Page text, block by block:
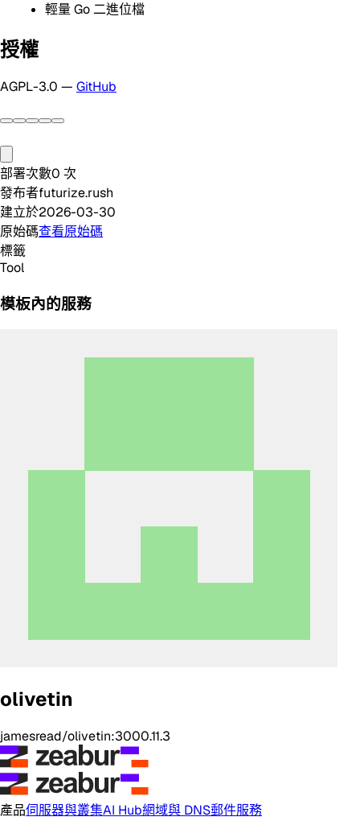
輕量 Go 二進位檔
授權
AGPL-3.0 — GitHub
部署次數0 次
發布者futurize.rush
建立於2026-03-30
原始碼查看原始碼
標籤
Tool
模板內的服務
olivetin
jamesread/olivetin:3000.11.3
產品伺服器與叢集AI Hub網域與 DNS郵件服務